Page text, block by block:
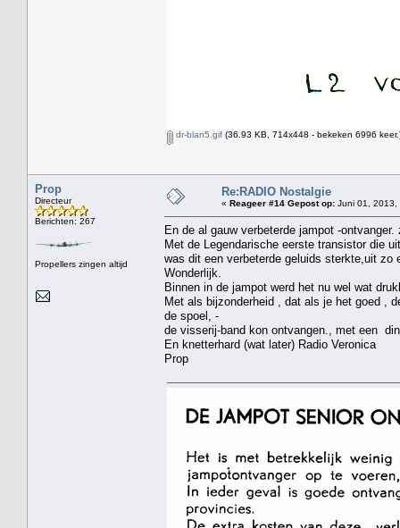
dr-blan5.gif (36.93 KB, 714x448 - bekeken 6996
Prop
Directeur
Berichten: 267
Propellers zingen altijd
Re:RADIO Nostalgie
« Reageer #14 Gepost op: Juni 01, 2013,
En de al gauw verbeterde jampot -ontvanger.
Met de Legendarische eerste transistor die
was dit een verbeterde geluids sterkte,uit zo
Wonderlijk.
Binnen in de jampot werd het nu wel wat
Met als bijzonderheid , dat als je het goed ,
de spoel, -
de visserij-band kon ontvangen., met een
En knetterhard (wat later) Radio Veronica
Prop